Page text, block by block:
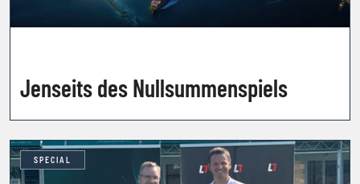
Jenseits des Nullsummenspiels
SPECIAL